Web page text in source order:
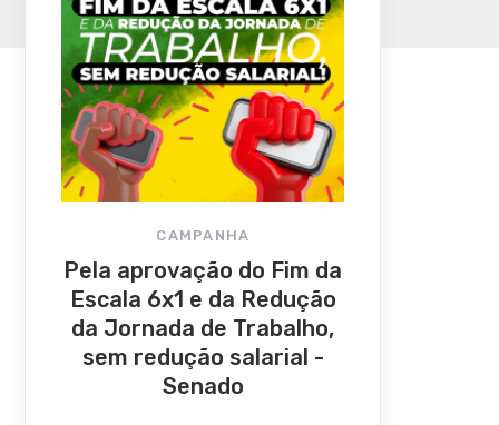
CAMPANHA
Pela aprovação do Fim da
Escala 6x1 e da Redução
da Jornada de Trabalho,
sem redução salarial -
Senado